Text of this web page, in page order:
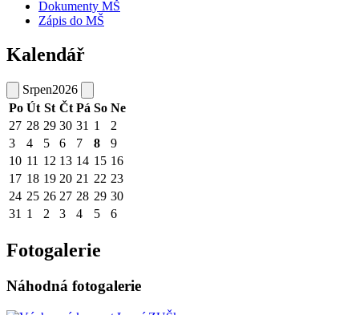
Dokumenty MŠ
Zápis do MŠ
Kalendář
Srpen2026
Po Út St Čt Pá So Ne
27 28 29 30 31 1
2
3
4 5 6 7 8
9
10 11 12 13 14 15 16
17 18 19 20 21 22 23
24 25 26 27 28 29 30
31 1 2 3 4 5 6
Fotogalerie
Náhodná fotogalerie